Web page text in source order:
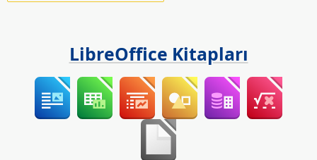
LibreOffice Kitapları